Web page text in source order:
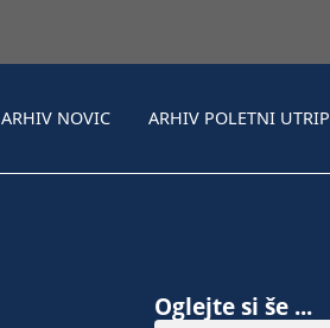
ARHIV NOVIC ARHIV POLETNI UTRIP
Oglejte si še ...